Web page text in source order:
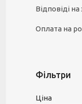
Відповіді
Оплата на
Фільтри
Ціна